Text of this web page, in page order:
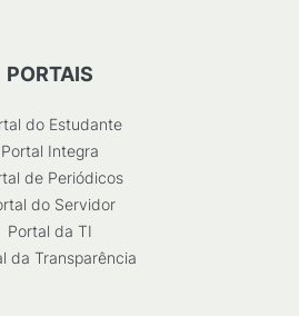
PORTAIS
do Estudante
Portal Integra
de Periódicos
do Servidor
Portal da TI
da Transparência